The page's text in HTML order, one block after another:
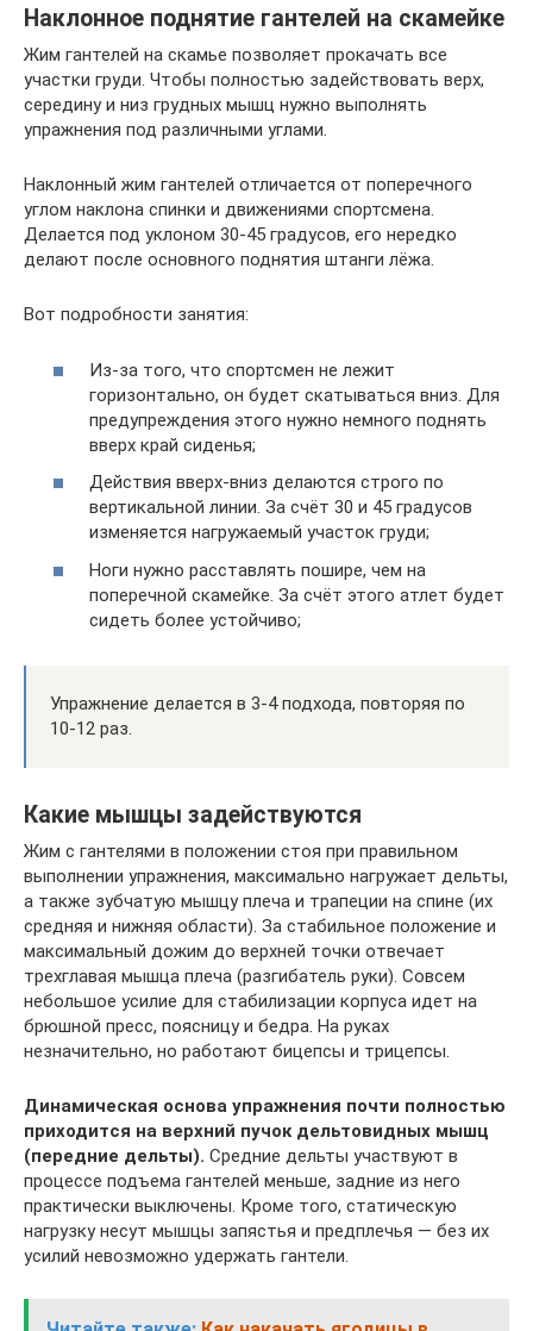
Наклонное поднятие гантелей на скамейке
Жим гантелей на скамье позволяет прокачать все
участки груди. Чтобы полностью задействовать верх,
середину и низ грудных мышц нужно выполнять
упражнения под различными углами.
Наклонный жим гантелей отличается от поперечного
углом наклона спинки и движениями спортсмена.
Делается под уклоном 30-45 градусов, его нередко
делают после основного поднятия штанги лёжа.
Вот подробности занятия:
Из-за того, что спортсмен не лежит
горизонтально, он будет скатываться вниз. Для
предупреждения этого нужно немного поднять
вверх край сиденья;
Действия вверх-вниз делаются строго по
вертикальной линии. За счёт 30 и 45 градусов
изменяется нагружаемый участок груди;
Ноги нужно расставлять пошире, чем на
поперечной скамейке. За счёт этого атлет будет
сидеть более устойчиво;
Упражнение делается в 3-4 подхода, повторяя по
10-12 раз.
Какие мышцы задействуются
Жим с гантелями в положении стоя при правильном
выполнении упражнения, максимально нагружает дельты,
а также зубчатую мышцу плеча и трапеции на спине (их
средняя и нижняя области). За стабильное положение и
максимальный дожим до верхней точки отвечает
трехглавая мышца плеча (разгибатель руки). Совсем
небольшое усилие для стабилизации корпуса идет на
брюшной пресс, поясницу и бедра. На руках
незначительно, но работают бицепсы и трицепсы.
Динамическая основа упражнения почти полностью
приходится на верхний пучок дельтовидных мышц
(передние дельты). Средние дельты участвуют в
процессе подъема гантелей меньше, задние из него
практически выключены. Кроме того, статическую
нагрузку несут мышцы запястья и предплечья — без их
усилий невозможно удержать гантели.